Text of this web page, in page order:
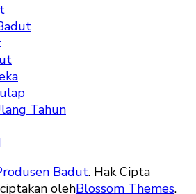
Tahun
Badut. Hak Cipta
olehBlossom Themes.